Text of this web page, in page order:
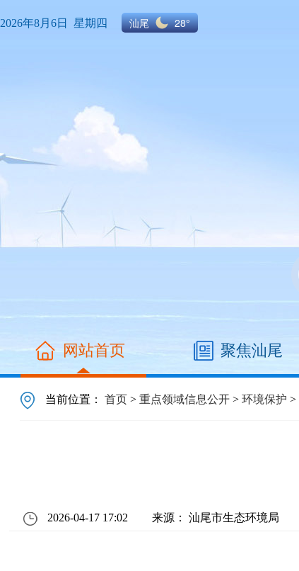
2026年8月6日 星期四 汕尾 28°
网站首页 聚焦汕尾
当前位置：首页 >重点领域信息公开 >环境保护 >
2026-04-17 17:02 来源： 汕尾市生态环境局